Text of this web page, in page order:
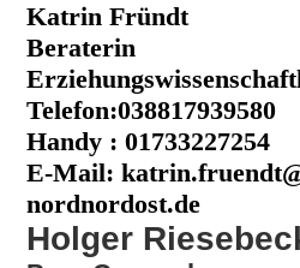
Katrin Fründt
Beraterin
Telefon:038817939580
Handy : 01733227254
E-Mail:
nordnordost.de
Holger